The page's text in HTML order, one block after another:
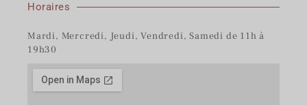
Horaires
Mardi, Mercredi, Jeudi, Vendredi, Samedi de 11h à
19h30